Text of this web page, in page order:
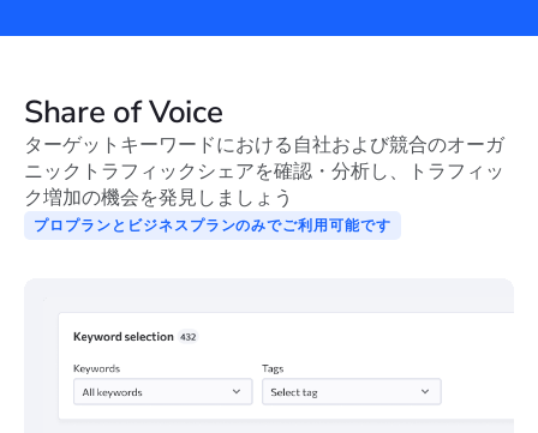
Share of Voice
ターゲットキーワードにおける自社および競合のオーガ
ニックトラフィックシェアを確認・分析し、トラフィッ
ク増加の機会を発見しましょう
プロプランとビジネスプランのみでご利用可能です